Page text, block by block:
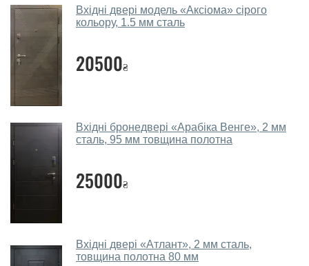
Які двері вхідні порадите?
Наші рекомендації залежать від необхідних
параметрів, бюджету та інших факторів. Підбір
вхідних дверей проводиться індивідуально для
кожного відвідувача.
Так, робимо. Наші фахівці можуть зробити замір та
консультацію на виїзді. Кожен співробітник має із
собою каталоги кольорів та візерунків. Після виміру та
консультації Ви можете оформити заявку, не
Виклик замірника-консультанта коштує 450 грн.
Вхідні двері модель «Аксіома» сірого
кольору, 1.5 мм сталь
20500₴
Вхідні бронедвері «Арабіка Венге», 2 мм
сталь, 95 мм товщина полотна
25000₴
Вхідні двері «Атлант», 2 мм сталь,
товщина полотна 80 мм